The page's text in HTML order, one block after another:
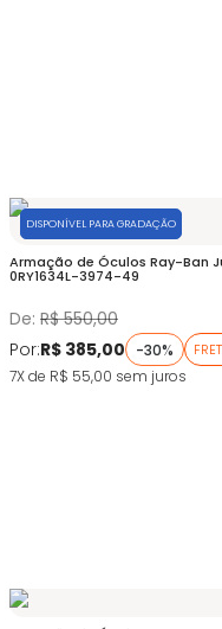
Armação de Óculos Ray-Ban
0RY1634L-3974-49
De: R$ 550,00
Por:R$ 385,00 -30%
DISPONÍVEL PARA GRADAÇÃO
7X de R$ 55,00 sem juros